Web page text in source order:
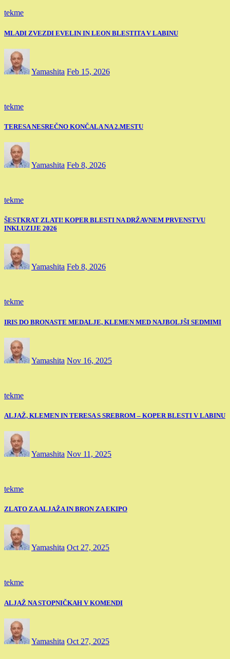
tekme
MLADI ZVEZDI EVELIN IN LEON BLESTITA V LABINU
Yamashita Feb 15, 2026
tekme
TERESA NESREČNO KONČALA NA 2.MESTU
Yamashita Feb 8, 2026
tekme
ŠESTKRAT ZLATI! KOPER BLESTI NA DRŽAVNEM PRVENSTVU
INKLUZIJE 2026
Yamashita Feb 8, 2026
tekme
IRIS DO BRONASTE MEDALJE, KLEMEN MED NAJBOLJŠI SEDMIMI
Yamashita Nov 16, 2025
tekme
ALJAŽ, KLEMEN IN TERESA S SREBROM – KOPER BLESTI V LABINU
Yamashita Nov 11, 2025
tekme
ZLATO ZA ALJAŽA IN BRON ZA EKIPO
Yamashita Oct 27, 2025
tekme
ALJAŽ NA STOPNIČKAH V KOMENDI
Yamashita Oct 27, 2025